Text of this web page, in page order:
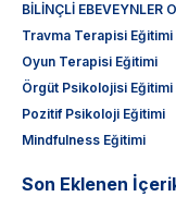
BİLİNÇLİ EBEVEYNLER
Travma Terapisi Eğitimi
Oyun Terapisi Eğitimi
Örgüt Psikolojisi Eğitimi
Pozitif Psikoloji Eğitimi
Mindfulness Eğitimi
Son Eklenen